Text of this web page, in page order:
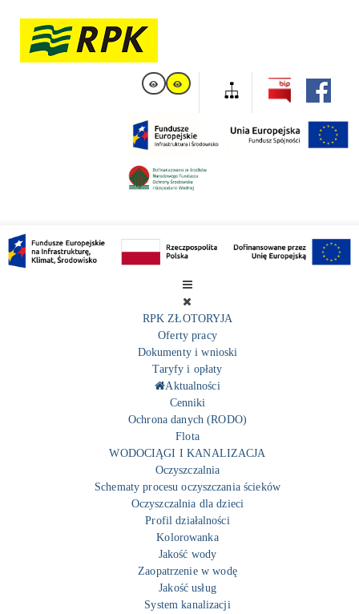
RPK ZŁOTORYJA
Oferty pracy
Dokumenty i wnioski
Taryfy i opłaty
Aktualności
Cenniki
Ochrona danych (RODO)
Flota
WODOCIĄGI I KANALIZACJA
Oczyszczalnia
Schematy procesu oczyszczania ścieków
Oczyszczalnia dla dzieci
Profil działalności
Kolorowanka
Jakość wody
Zaopatrzenie w wodę
Jakość usług
System kanalizacji